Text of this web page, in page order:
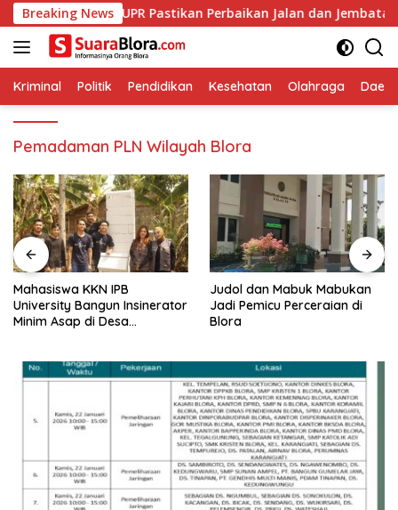
Langsung
ke
konten
Breaking News
DPUPR Pastikan Perbaikan Jalan dan Jembatan Jadi
Kriminal Politik Pendidikan Kesehatan Olahraga
Pemadaman PLN Wilayah Blora
Mahasiswa KKN IPB
University Bangun Insinerator
Minim Asap di Desa
Lingkungan ‎
Judol dan Mabuk Mabukan
Jadi Pemicu Perceraian di
Blora